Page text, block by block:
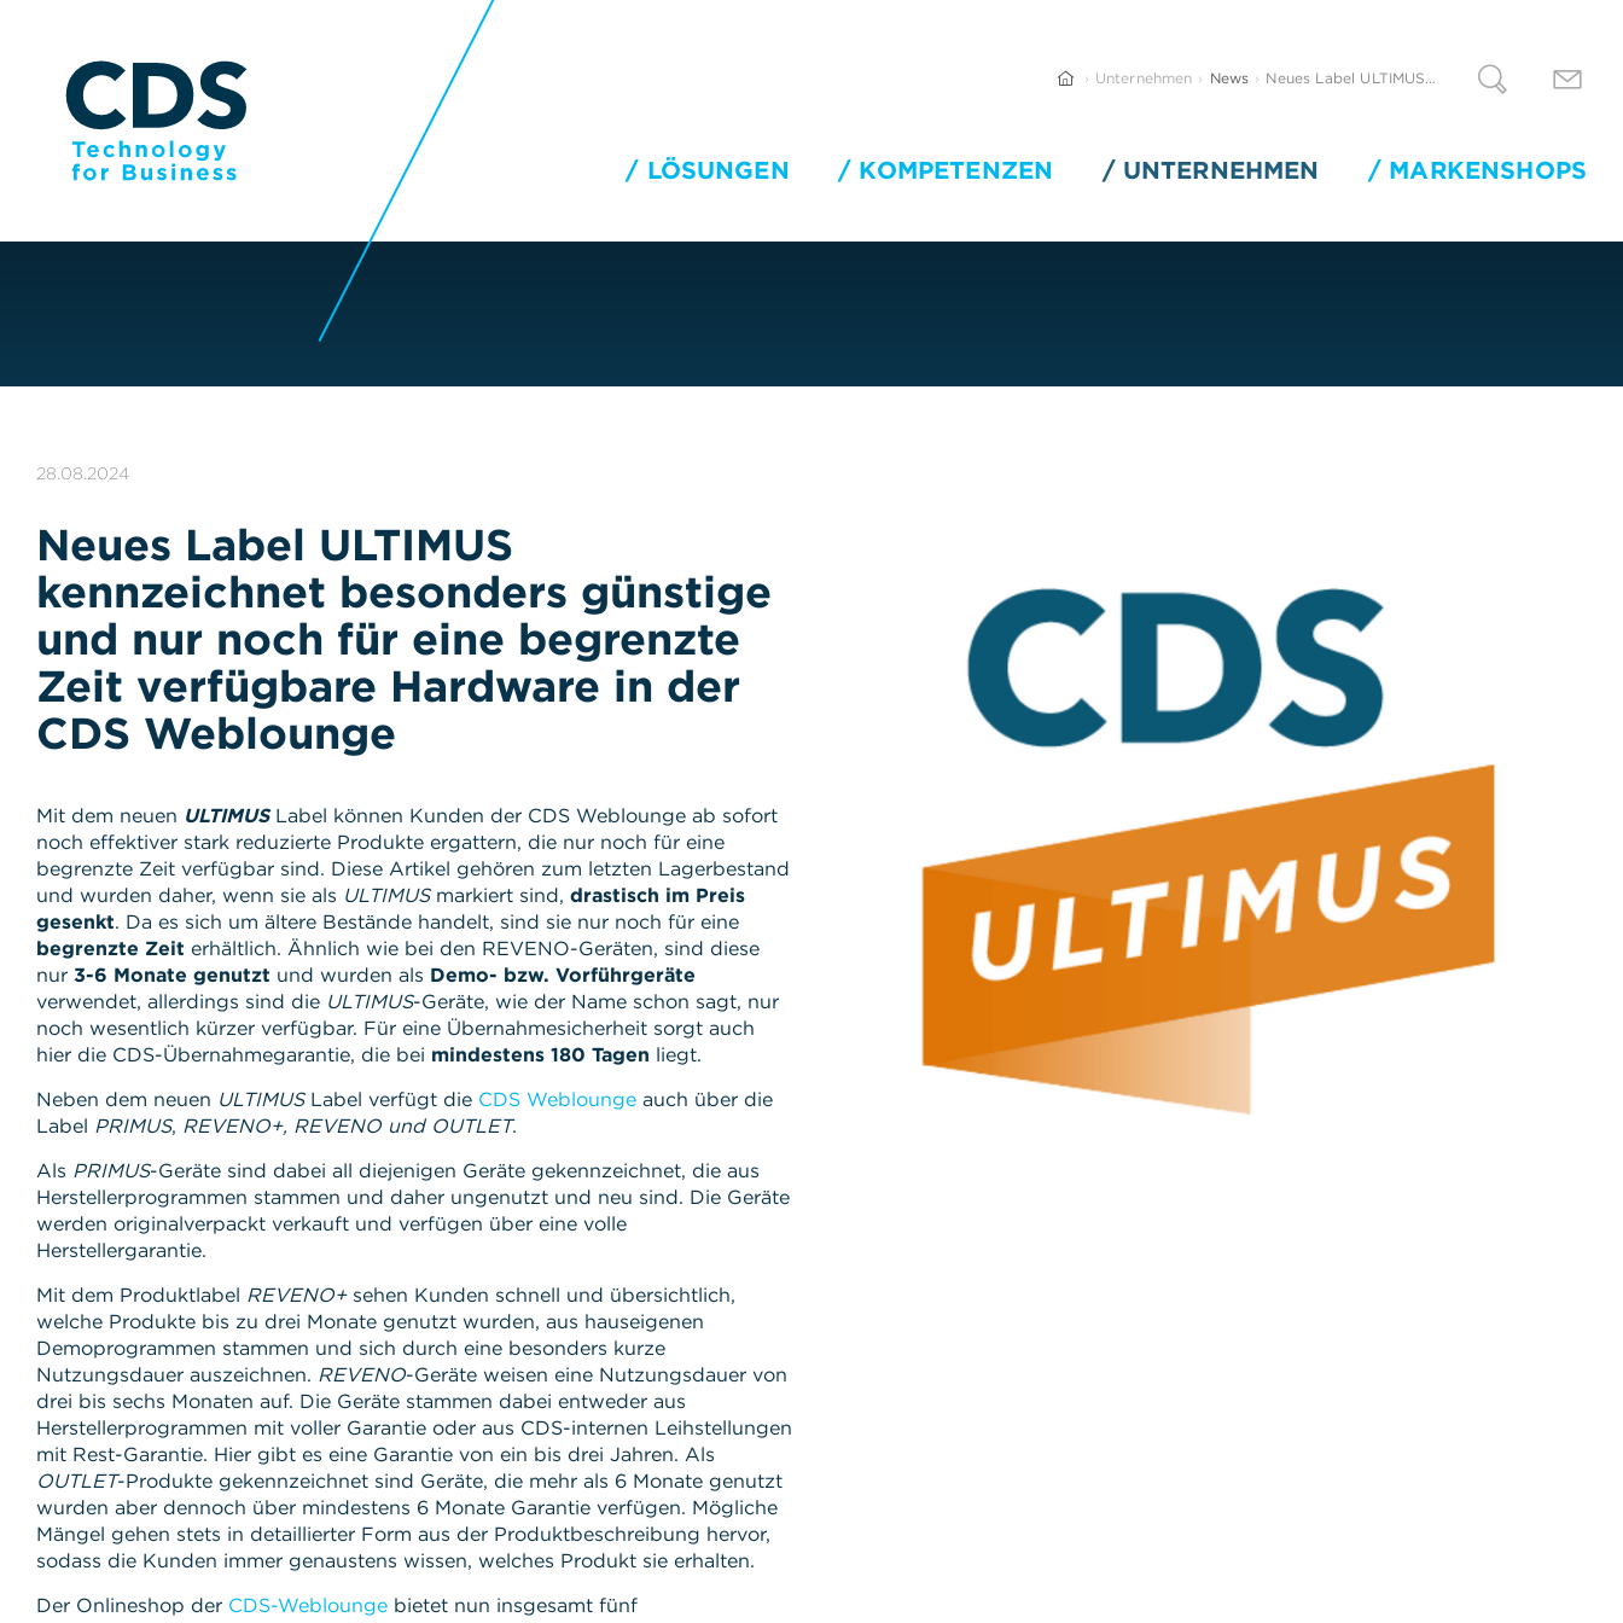
Unternehmen News Neues Label ULTIMUS…
LÖSUNGEN KOMPETENZEN UNTERNEHMEN MARKENSHOPS
28.08.2024
Neues Label ULTIMUS
kennzeichnet besonders günstige
und nur noch für eine begrenzte
Zeit verfügbare Hardware in der
CDS Weblounge
Mit dem neuen ULTIMUS Label können Kunden der CDS Weblounge ab sofort
noch effektiver stark reduzierte Produkte ergattern, die nur noch für eine
begrenzte Zeit verfügbar sind. Diese Artikel gehören zum letzten Lagerbestand
und wurden daher, wenn sie als ULTIMUS markiert sind, drastisch im Preis
gesenkt. Da es sich um ältere Bestände handelt, sind sie nur noch für eine
begrenzte Zeit erhältlich. Ähnlich wie bei den REVENO-Geräten, sind diese
nur 3-6 Monate genutzt und wurden als Demo- bzw. Vorführgeräte
verwendet, allerdings sind die ULTIMUS-Geräte, wie der Name schon sagt, nur
noch wesentlich kürzer verfügbar. Für eine Übernahmesicherheit sorgt auch
hier die CDS-Übernahmegarantie, die bei mindestens 180 Tagen liegt.
Neben dem neuen ULTIMUSLabel verfügt die CDS Weblounge auch über die
Label PRIMUS, REVENO+, REVENO und OUTLET.
Als PRIMUS-Geräte sind dabei all diejenigen Geräte gekennzeichnet, die aus
Herstellerprogrammen stammen und daher ungenutzt und neu sind. Die Geräte
werden originalverpackt verkauft und verfügen über eine volle
Herstellergarantie.
Mit dem Produktlabel REVENO+ sehen Kunden schnell und übersichtlich,
welche Produkte bis zu drei Monate genutzt wurden, aus hauseigenen
Demoprogrammen stammen und sich durch eine besonders kurze
Nutzungsdauer auszeichnen. REVENO-Geräte weisen eine Nutzungsdauer von
drei bis sechs Monaten auf. Die Geräte stammen dabei entweder aus
Herstellerprogrammen mit voller Garantie oder aus CDS-internen Leihstellungen
mit Rest-Garantie. Hier gibt es eine Garantie von ein bis drei Jahren. Als
OUTLET-Produkte gekennzeichnet sind Geräte, die mehr als 6 Monate genutzt
wurden aber dennoch über mindestens 6 Monate Garantie verfügen. Mögliche
Mängel gehen stets in detaillierter Form aus der Produktbeschreibung hervor,
sodass die Kunden immer genaustens wissen, welches Produkt sie erhalten.
Der Onlineshop der CDS-Weblounge bietet nun insgesamt fünf